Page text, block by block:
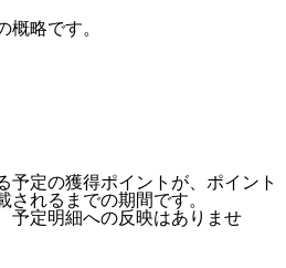
概略です。
予定の獲得ポイントが、ポイント
されるまでの期間です。
予定明細への反映はありませ